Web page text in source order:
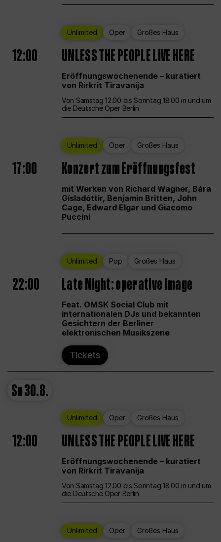
Unlimited Oper Großes Haus
12:00 UNLESS THE PEOPLE LIVE HERE
Eröffnungswochenende – kuratiert
von Rirkrit Tiravanija
Von Samstag 12.00 bis Sonntag 18.00 in und um
die Deutsche Oper Berlin
Unlimited Oper Großes Haus
17:00 Konzert zum Eröffnungsfest
mit Werken von Richard Wagner, Bára
Gísladóttir, Benjamin Britten, John
Cage, Edward Elgar und Giacomo
Puccini
Unlimited Pop Großes Haus
22:00 Late Night: operative image
Feat. OMSK Social Club mit
internationalen DJs und bekannten
Gesichtern der Berliner
elektronischen Musikszene
Tickets
So30.8.
Unlimited Oper Großes Haus
12:00 UNLESS THE PEOPLE LIVE HERE
Eröffnungswochenende – kuratiert
von Rirkrit Tiravanija
Von Samstag 12.00 bis Sonntag 18.00 in und um
die Deutsche Oper Berlin
Unlimited Oper Großes Haus